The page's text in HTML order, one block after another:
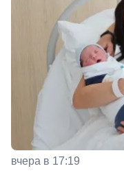
вчера в 17:19